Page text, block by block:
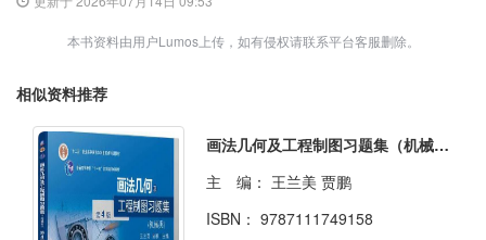
本书资料由用户Lumos上传，如有侵权请联系平台客服删除。
相似资料推荐
画法几何及工程制图习题集（机械类） 第4版 王兰美 贾鹏
主 编： 王兰美 贾鹏
ISBN： 9787111749158